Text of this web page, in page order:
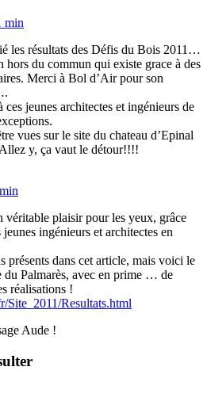
min
les résultats des Défis du Bois 2011…
hors du commun qui existe grace à des
Merci à Bol d’Air pour son
jeunes architectes et ingénieurs de
vues sur le site du chateau d’Epinal
y, ça vaut le détour!!!!
plaisir pour les yeux, grâce
ingénieurs et architectes en
présents dans cet article, mais voici le
du Palmarès, avec en prime … de
réalisations !
Resultats.html
Aude !